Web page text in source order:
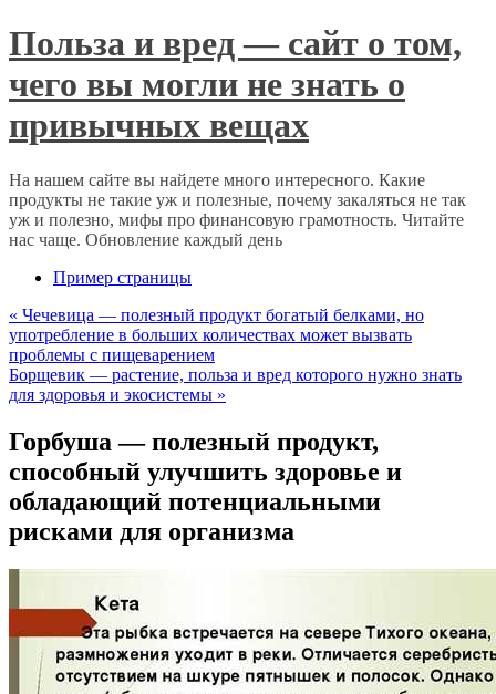
Польза и вред — сайт о том,
чего вы могли не знать о
привычных вещах
На нашем сайте вы найдете много интересного. Какие
продукты не такие уж и полезные, почему закаляться не так
уж и полезно, мифы про финансовую грамотность. Читайте
нас чаще. Обновление каждый день
Пример страницы
« Чечевица — полезный продукт богатый белками, но
употребление в больших количествах может вызвать
проблемы с пищеварением
Борщевик — растение, польза и вред которого нужно знать
для здоровья и экосистемы »
Горбуша — полезный продукт,
способный улучшить здоровье и
обладающий потенциальными
рисками для организма